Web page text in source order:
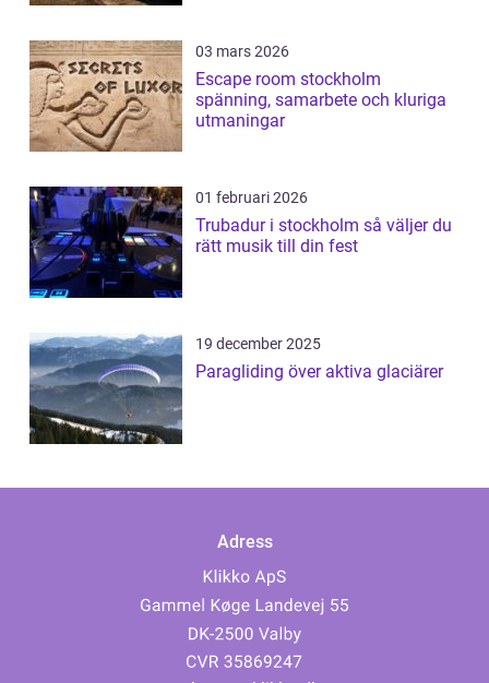
03 mars 2026
Escape room stockholm
spänning, samarbete och kluriga
utmaningar
01 februari 2026
Trubadur i stockholm så väljer du
rätt musik till din fest
19 december 2025
Paragliding över aktiva glaciärer
Adress